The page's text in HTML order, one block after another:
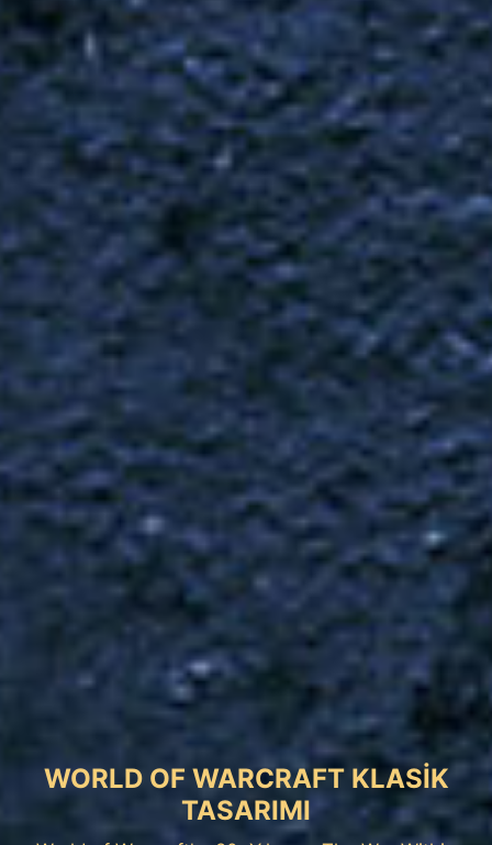
WORLD OF WARCRAFT KLASIK
TASARIMI